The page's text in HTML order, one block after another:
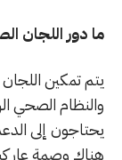
ما دور اللجان
يتم تمكين
والنظام الصحي
يحتاجون إلى
هناك وصمة عار